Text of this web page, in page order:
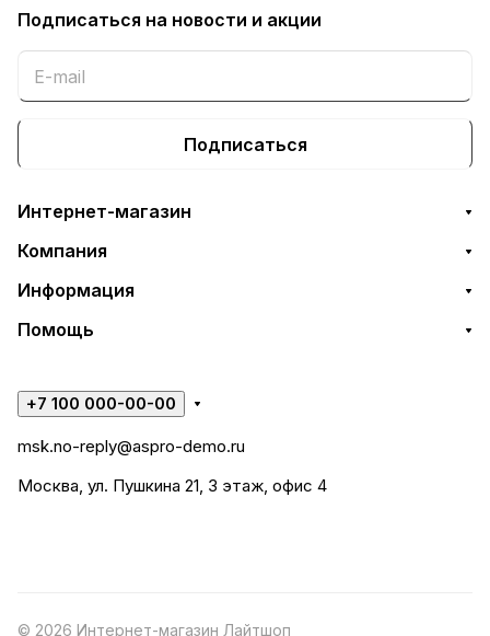
Подписаться на новости и акции
Подписаться
Интернет-магазин
Компания
Информация
Помощь
+7 100 000-00-00
msk.no-reply@aspro-demo.ru
Москва, ул. Пушкина 21, 3 этаж, офис 4
© 2026 Интернет-магазин Лайтшоп